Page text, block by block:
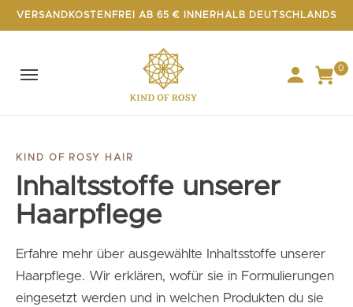
VERSANDKOSTENFREI AB 65 € INNERHALB DEUTSCHLANDS
0
KIND OF ROSY HAIR
Inhaltsstoffe unserer
Haarpflege
Erfahre mehr über ausgewählte Inhaltsstoffe unserer
Haarpflege. Wir erklären, wofür sie in Formulierungen
eingesetzt werden und in welchen Produkten du sie